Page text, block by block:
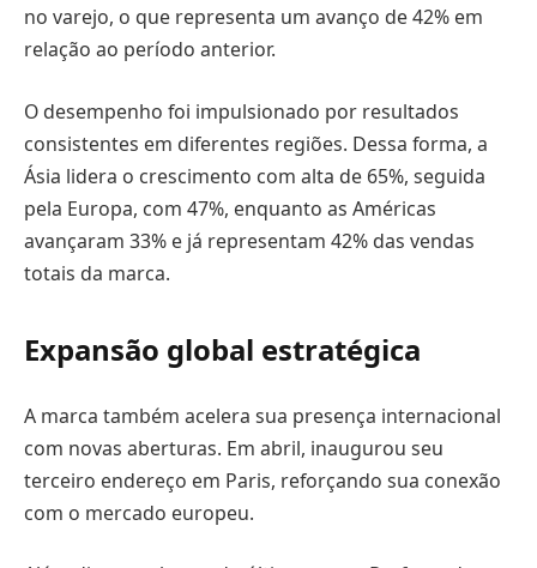
no varejo, o que representa um avanço de 42% em
relação ao período anterior.
O desempenho foi impulsionado por resultados
consistentes em diferentes regiões. Dessa forma, a
Ásia lidera o crescimento com alta de 65%, seguida
pela Europa, com 47%, enquanto as Américas
avançaram 33% e já representam 42% das vendas
totais da marca.
Expansão global estratégica
A marca também acelera sua presença internacional
com novas aberturas. Em abril, inaugurou seu
terceiro endereço em Paris, reforçando sua conexão
com o mercado europeu.